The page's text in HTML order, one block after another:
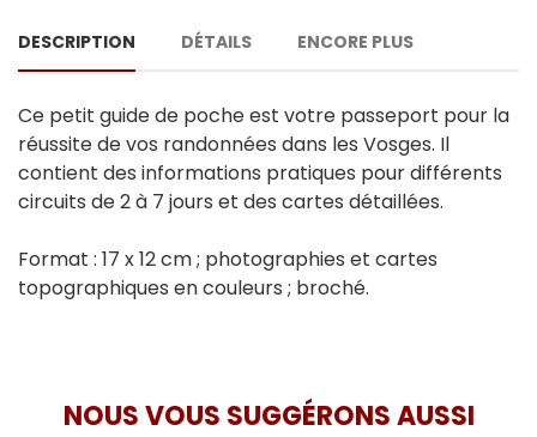
DESCRIPTION DÉTAILS ENCORE PLUS
Ce petit guide de poche est votre passeport pour la
réussite de vos randonnées dans les Vosges. Il
contient des informations pratiques pour différents
circuits de 2 à 7 jours et des cartes détaillées.
Format : 17 x 12 cm ; photographies et cartes
topographiques en couleurs ; broché.
NOUS VOUS SUGGÉRONS AUSSI